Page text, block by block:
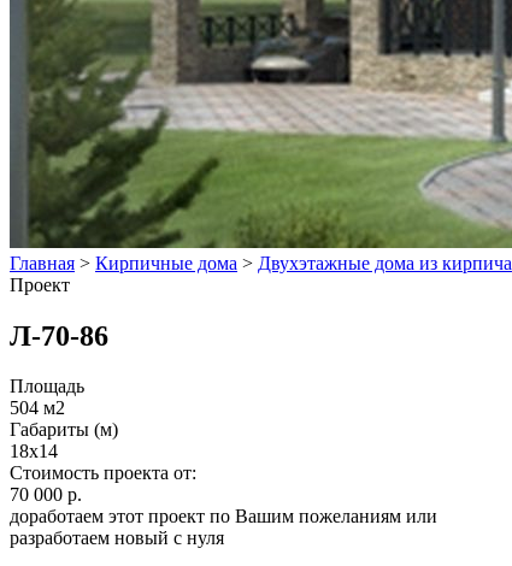
Главная > Кирпичные дома > Двухэтажные дома из кирпича
Проект
Л-70-86
Площадь
504 м2
Габариты (м)
18x14
Стоимость проекта от:
70 000 р.
доработаем этот проект по Вашим пожеланиям или
разработаем новый с нуля